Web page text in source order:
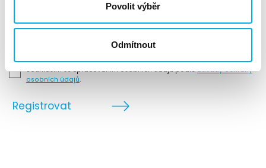
Povolit výběr
Odmítnout
Souhlasím se zpracováním osobních údajů podleZásady ochrany
osobních údajů.
Registrovat